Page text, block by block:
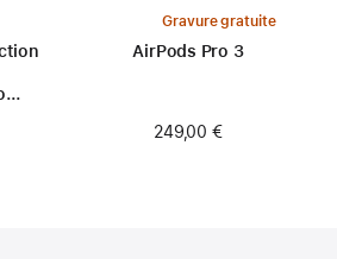
Gravure gratuite
AirPods Pro 3
249,00 €